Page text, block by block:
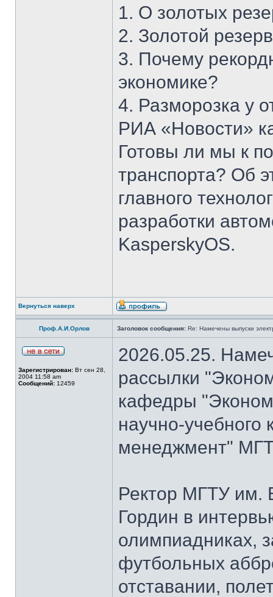
1. О золотых
2. Золотой
3. Почему
экономике?
4. Разморозка у
РИА «Новости»
Готовы ли мы к
транспорта? Об
главного
разработки
KasperskyOS.
Вернуться наверх
Проф.А.И.Орлов Заголовок сообщения: Re: Намечены выпуски
Зарегистрирован: Вт сен 28,
2004 11:58 am
Сообщений: 12459
2026.05.25.
рассылки
кафедры
научно-
менеджмент"
Ректор МГТУ им.
Гордин в
олимпиадниках,
футбольных
отставании,